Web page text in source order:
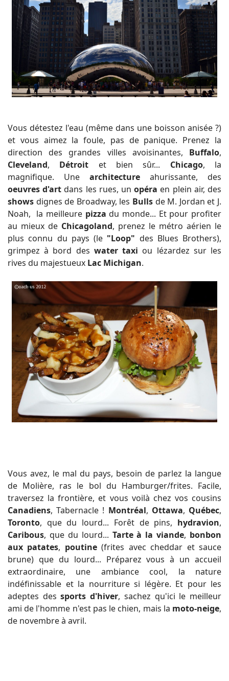
Vous détestez l'eau (même dans une boisson anisée ?)
et vous aimez la foule, pas de panique. Prenez la
direction des grandes villes avoisinantes, Buffalo,
Cleveland, Détroit et bien sûr... Chicago, la
magnifique. Une architecture ahurissante, des
oeuvres d'art dans les rues, unopéra en plein air, des
shows dignes de Broadway, les Bulls de M. Jordan et J.
Noah, la meilleure pizza du monde... Et pour profiter
au mieux de Chicagoland, prenez le métro aérien le
plus connu du pays (le "Loop" des Blues Brothers),
grimpez à bord des water taxi ou lézardez sur les
rives du majestueux Lac Michigan.
Vous avez, le mal du pays, besoin de parlez la langue
de Molière, ras le bol du Hamburger/frites. Facile,
traversez la frontière, et vous voilà chez vos cousins
Canadiens, Tabernacle ! Montréal, Ottawa, Québec,
Toronto, que du lourd... Forêt de pins, hydravion,
Caribous, que du lourd... Tarte à la viande, bonbon
aux patates, poutine(frites avec cheddar et sauce
brune) que du lourd... Préparez vous à un accueil
extraordinaire, une ambiance cool, la nature
indéfinissable et la nourriture si légère. Et pour les
adeptes dessports d'hiver, sachez qu'ici le meilleur
ami de l'homme n'est pas le chien, mais la moto-neige,
de novembre à avril.